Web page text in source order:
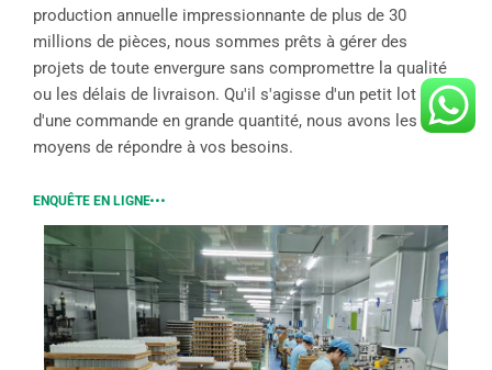
production annuelle impressionnante de plus de 30
millions de pièces, nous sommes prêts à gérer des
projets de toute envergure sans compromettre la qualité
ou les délais de livraison. Qu'il s'agisse d'un petit lot ou
d'une commande en grande quantité, nous avons les
moyens de répondre à vos besoins.
ENQUÊTE EN LIGNE